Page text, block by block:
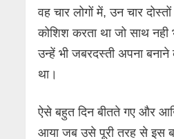
वह चार लोगों में, उन चार
कोशिश करता था जो साथ नही
उन्हें भी जबरदस्ती अपना
था।
ऐसे बहुत दिन बीतते गए और
आया जब उसे पूरी तरह से इस